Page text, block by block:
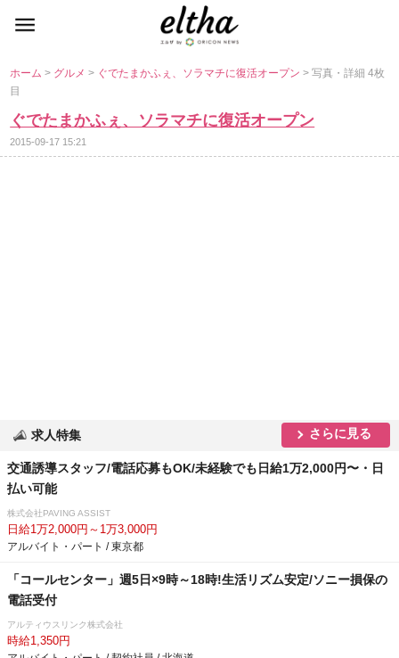
ホーム> グルメ> ぐでたまかふぇ、ソラマチに復活オープン> 写真・詳細 4枚
目
ぐでたまかふぇ、ソラマチに復活オープン
2015-09-17 15:21
求人特集 さらに見る
交通誘導スタッフ/電話応募もOK/未経験でも日給1万2,000円〜・日
払い可能
株式会社PAVING ASSIST
日給1万2,000円～1万3,000円
アルバイト・パート / 東京都
「コールセンター」週5日×9時～18時!生活リズム安定/ソニー損保の
電話受付
アルティウスリンク株式会社
時給1,350円